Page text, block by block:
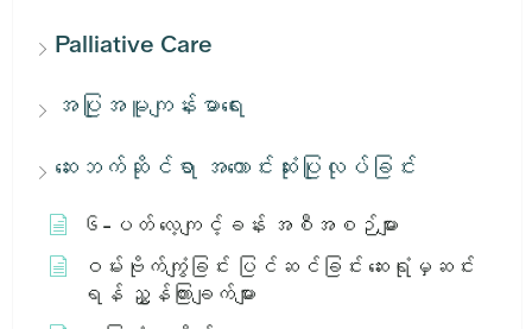
Palliative Care
အပြုအမူကျန်းမာရေး
ဆေးဘက်ဆိုင်ရာ အကောင်းဆုံးပြုလုပ်ခြင်း
၆-ပတ် လေ့ကျင့်ခန်း အစီအစဉ်များ
ဝမ်းဗိုက်ကျွံခြင်း ပြင်ဆင်ခြင်း ဆေးရုံမှဆင်း
ရန် ညွှန်ကြားချက်များ